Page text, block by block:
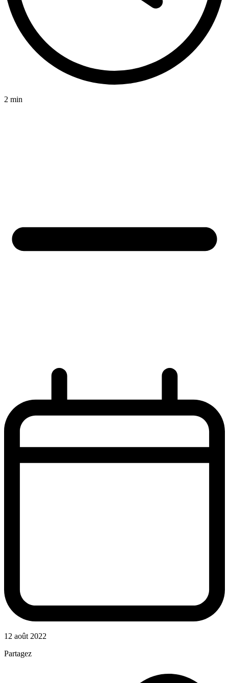
2 min
12 août 2022
Partagez